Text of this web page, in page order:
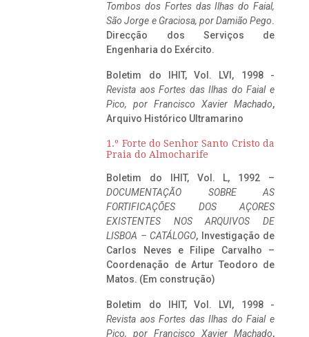
Tombos dos Fortes das Ilhas do Faial,
São Jorge e Graciosa, por Damião Pego.
Direcção dos Serviços de
Engenharia do Exército.
Boletim do IHIT, Vol. LVI, 1998 -
Revista aos Fortes das Ilhas do Faial e
Pico, por Francisco Xavier Machado,
Arquivo Histórico Ultramarino
1.º Forte do Senhor Santo Cristo da
Praia do Almocharife
Boletim do IHIT, Vol. L, 1992 –
DOCUMENTAÇÃO SOBRE AS
FORTIFICAÇÕES DOS AÇORES
EXISTENTES NOS ARQUIVOS DE
LISBOA – CATÁLOGO, Investigação de
Carlos Neves e Filipe Carvalho –
Coordenação de Artur Teodoro de
Matos. (Em construção)
Boletim do IHIT, Vol. LVI, 1998 -
Revista aos Fortes das Ilhas do Faial e
Pico, por Francisco Xavier Machado,